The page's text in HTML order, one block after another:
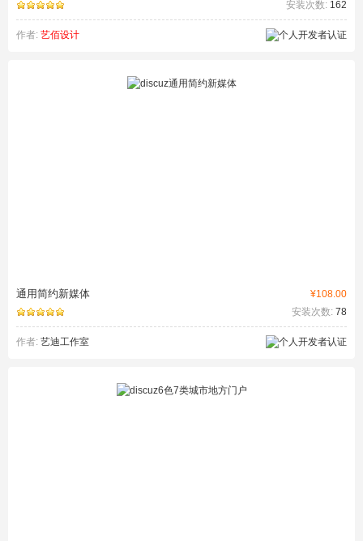
安装次数: 162
作者: 艺佰设计
¥108.00
通用简约新媒体
安装次数: 78
作者: 艺迪工作室